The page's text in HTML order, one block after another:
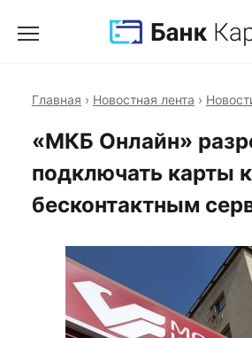
Главная › Новостная лента ›
«МКБ Онлайн»
подключать карты к
бесконтактным